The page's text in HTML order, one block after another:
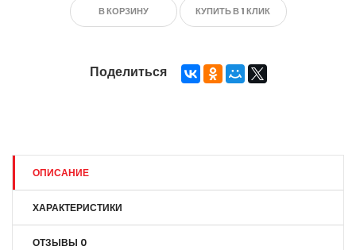
В КОРЗИНУ КУПИТЬ В 1 КЛИК
Поделиться
ОПИСАНИЕ
ХАРАКТЕРИСТИКИ
ОТЗЫВЫ 0